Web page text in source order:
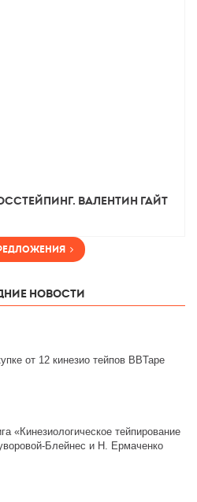
Валентин Гайт
новости
от 12 кинезио тейпов BBTape
«Кинезиологическое тейпирование
Блейнес и Н. Ермаченко